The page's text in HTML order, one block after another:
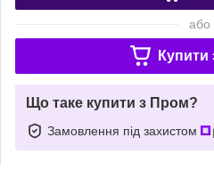
або
Купити
Що таке купити з Пром?
Замовлення під захистом